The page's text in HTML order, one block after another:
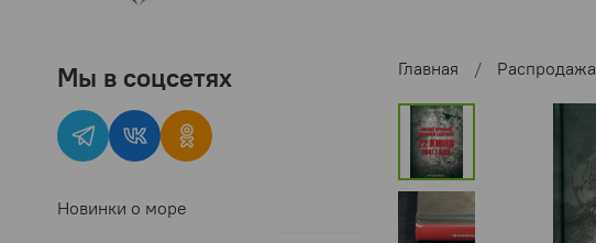
Главная Распродажа
Мы в соцсетях
Новинки о море